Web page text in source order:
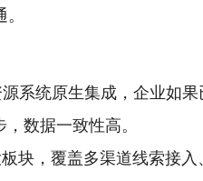
系统原生集成，企业如
数据一致性高。
块，覆盖多渠道线索接